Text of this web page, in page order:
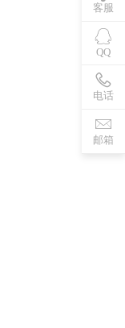
客服
QQ
电话
邮箱